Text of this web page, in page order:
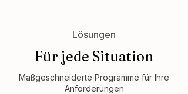
Lösungen
Für jede Situation
Maßgeschneiderte Programme für Ihre
Anforderungen